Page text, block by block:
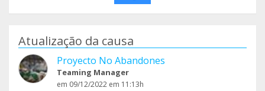
Atualização da causa
Proyecto No Abandones
Teaming Manager
em 09/12/2022 em 11:13h